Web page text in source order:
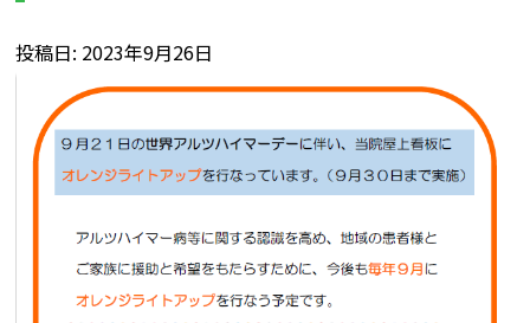
投稿日 2023年9月26日